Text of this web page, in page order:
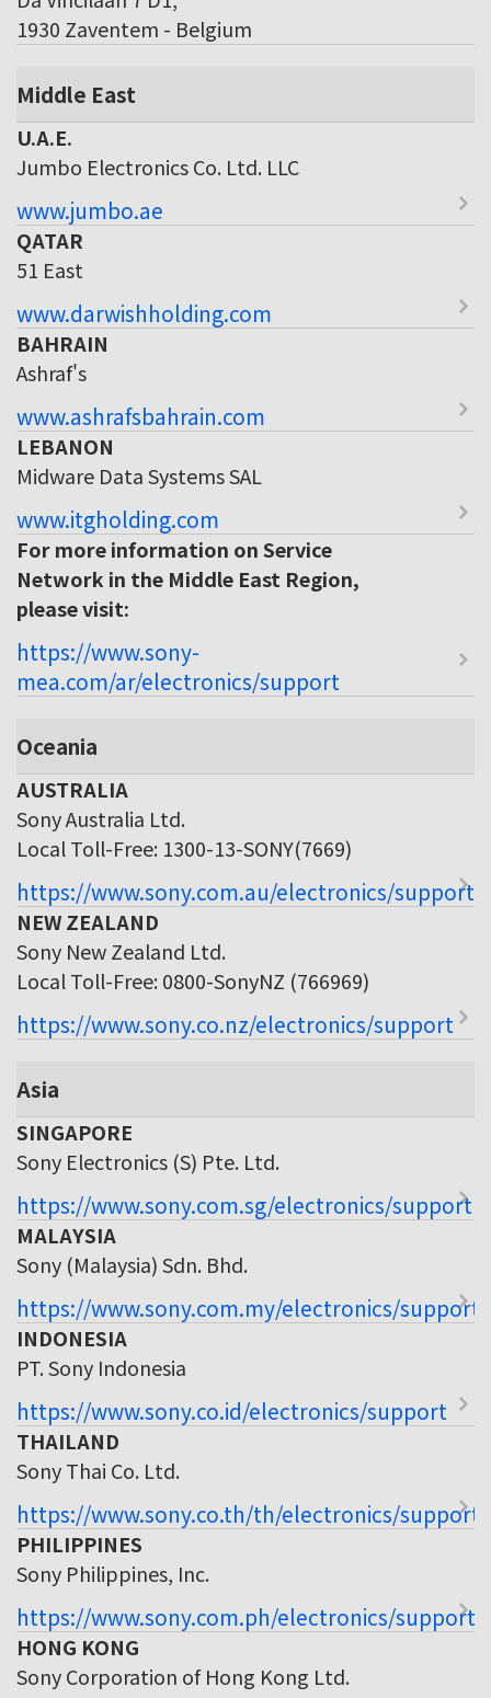
1930 Zaventem - Belgium
Middle East
U.A.E.
Jumbo Electronics Co. Ltd. LLC
www.jumbo.ae
QATAR
51 East
www.darwishholding.com
BAHRAIN
Ashraf's
www.ashrafsbahrain.com
LEBANON
Midware Data Systems SAL
www.itgholding.com
For more information on Service
Network in the Middle East Region,
please visit:
https://www.sony-
mea.com/ar/electronics/support
Oceania
AUSTRALIA
Sony Australia Ltd.
Local Toll-Free: 1300-13-SONY(7669)
https://www.sony.com.au/electronics/support
NEW ZEALAND
Sony New Zealand Ltd.
Local Toll-Free: 0800-SonyNZ (766969)
https://www.sony.co.nz/electronics/support
Asia
SINGAPORE
Sony Electronics (S) Pte. Ltd.
https://www.sony.com.sg/electronics/support
MALAYSIA
Sony (Malaysia) Sdn. Bhd.
https://www.sony.com.my/electronics/support
INDONESIA
PT. Sony Indonesia
https://www.sony.co.id/electronics/support
THAILAND
Sony Thai Co. Ltd.
https://www.sony.co.th/th/electronics/support
PHILIPPINES
Sony Philippines, Inc.
https://www.sony.com.ph/electronics/support
HONG KONG
Sony Corporation of Hong Kong Ltd.